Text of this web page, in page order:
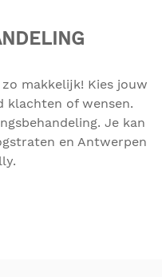
makkelijk! Kies jouw
klachten of wensen.
Je kan
en Antwerpen